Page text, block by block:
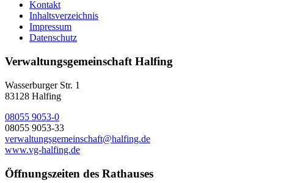
Kontakt
Inhaltsverzeichnis
Impressum
Datenschutz
Verwaltungsgemeinschaft Halfing
Wasserburger Str. 1
83128 Halfing
08055 9053-0
08055 9053-33
verwaltungsgemeinschaft@halfing.de
www.vg-halfing.de
Öffnungszeiten des Rathauses